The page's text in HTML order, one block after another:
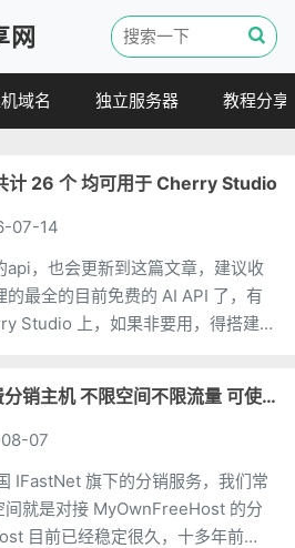
网
域名
主机
独立服务器 教程分享
建站教程
其他教程
计 26 个 均可用于 Cherry Studio
07-14
api，也会更新到这篇文章，建议收
最全的目前免费的 AI API 了，有
Studio 上，如果非要用，得搭建中
myownfreehost 免费分销主机 不限空间不限流量 可使用免费域名申请
07
IFastNet 旗下的分销服务，我们常
就是对接 MyOwnFreeHost 的分
目前已经稳定很久，十多年前